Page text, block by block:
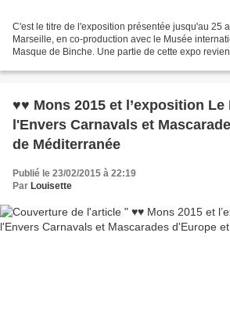
C'est le titre de l'exposition présentée jusqu'au 25
Marseille, en co-production avec le Musée
Masque de Binche. Une partie de cette expo
♥♥ Mons 2015 et l’exposition Le Monde à
l'Envers Carnavals et Mascarades d'Europe et
de Méditerranée
Publié le 23/02/2015 à 22:19
Par Louisette